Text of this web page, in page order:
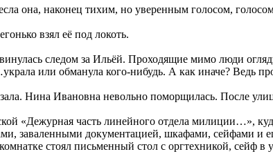
она, наконец тихим, но уверенным голосом, голосом
взял её под локоть.
следом за Ильёй. Проходящие мимо люди
или обманула кого-нибудь. А как иначе? Ведь
Нина Ивановна невольно поморщилась. После
«Дежурная часть линейного отдела милиции…»,
заваленными документацией, шкафами, сейфами
стоял письменный стол с оргтехникой, сейф